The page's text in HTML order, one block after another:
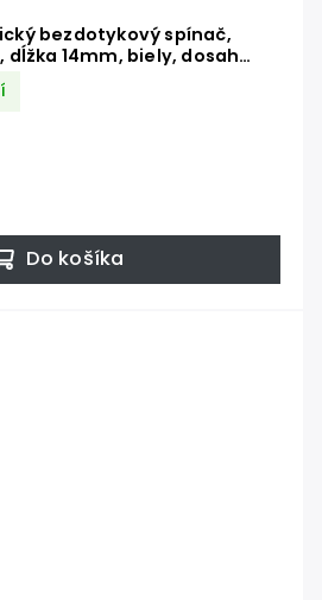
bezdotykový spínač,
14mm, biely, dosah
Do košíka